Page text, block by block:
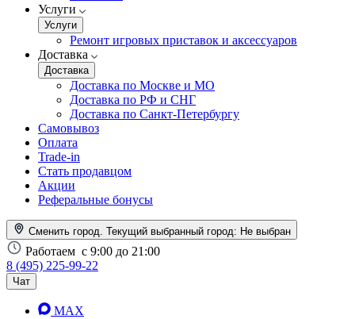
Услуги
Услуги
Ремонт игровых приставок и аксессуаров
Доставка
Доставка
Доставка по Москве и МО
Доставка по РФ и СНГ
Доставка по Санкт-Петербургу
Самовывоз
Оплата
Trade-in
Стать продавцом
Акции
Реферальные бонусы
Сменить город. Текущий выбранный город: Не выбран
Работаем с 9:00 до 21:00
8 (495) 225-99-22
Чат
MAX